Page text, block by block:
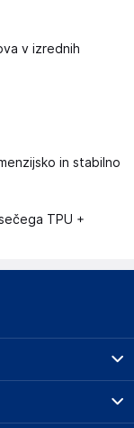
v izrednih
in stabilno
TPU +